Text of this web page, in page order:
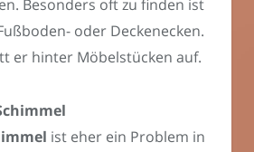
Besonders oft zu finden ist
oder Deckenecken.
er hinter Möbelstücken auf.
ist eher ein Problem in